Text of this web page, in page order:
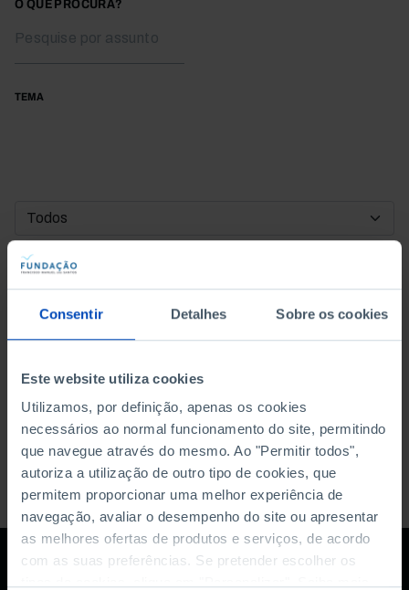
Consentir Detalhes Sobre os cookies
Este website utiliza cookies
Utilizamos, por definição, apenas os cookies
necessários ao normal funcionamento do site, permitindo
que navegue através do mesmo. Ao "Permitir todos",
autoriza a utilização de outro tipo de cookies, que
permitem proporcionar uma melhor experiência de
navegação, avaliar o desempenho do site ou apresentar
as melhores ofertas de produtos e serviços, de acordo
com as suas preferências. Se pretender escolher os
O QUE PROCURA?
TEMA
DATA DE INÍCIO
DATA DE FIM